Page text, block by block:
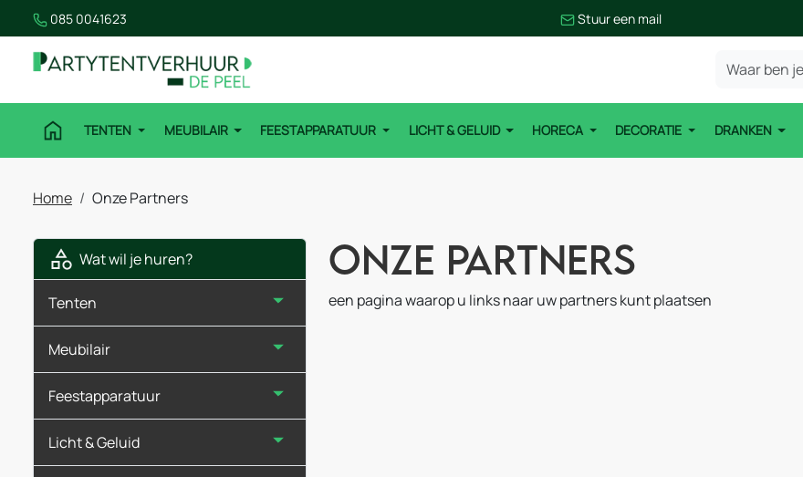
085 0041623 Stuur een mail
TENTEN MEUBILAIR FEESTAPPARATUUR LICHT & GELUID HORECA DECORATIE DRANKEN
Home Onze Partners
Wat wil je huren?
Tenten
Meubilair
Feestapparatuur
Licht & Geluid
Onze Partners
een pagina waarop u links naar uw partners kunt plaatsen